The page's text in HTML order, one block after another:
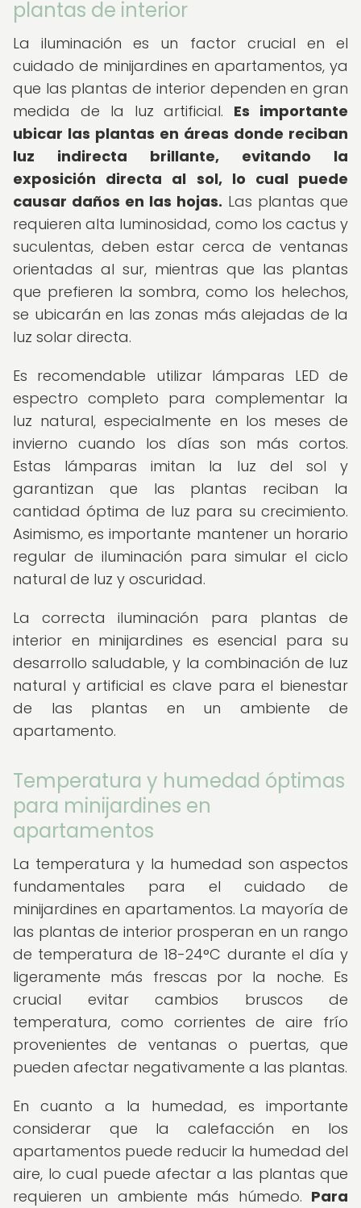
plantas de interior
La iluminación es un factor crucial en el
cuidado de minijardines en apartamentos, ya
que las plantas de interior dependen en gran
medida de la luz artificial. Es importante
ubicar las plantas en áreas donde reciban
luz indirecta brillante, evitando la
exposición directa al sol, lo cual puede
causar daños en las hojas. Las plantas que
requieren alta luminosidad, como los cactus y
suculentas, deben estar cerca de ventanas
orientadas al sur, mientras que las plantas
que prefieren la sombra, como los helechos,
se ubicarán en las zonas más alejadas de la
luz solar directa.
Es recomendable utilizar lámparas LED de
espectro completo para complementar la
luz natural, especialmente en los meses de
invierno cuando los días son más cortos.
Estas lámparas imitan la luz del sol y
garantizan que las plantas reciban la
cantidad óptima de luz para su crecimiento.
Asimismo, es importante mantener un horario
regular de iluminación para simular el ciclo
natural de luz y oscuridad.
La correcta iluminación para plantas de
interior en minijardines es esencial para su
desarrollo saludable, y la combinación de luz
natural y artificial es clave para el bienestar
de las plantas en un ambiente de
apartamento.
Temperatura y humedad óptimas
para minijardines en
apartamentos
La temperatura y la humedad son aspectos
fundamentales para el cuidado de
minijardines en apartamentos. La mayoría de
las plantas de interior prosperan en un rango
de temperatura de 18-24°C durante el día y
ligeramente más frescas por la noche. Es
crucial evitar cambios bruscos de
temperatura, como corrientes de aire frío
provenientes de ventanas o puertas, que
pueden afectar negativamente a las plantas.
En cuanto a la humedad, es importante
considerar que la calefacción en los
apartamentos puede reducir la humedad del
aire, lo cual puede afectar a las plantas que
requieren un ambiente más húmedo. Para